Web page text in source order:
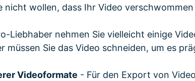
nicht wollen, dass Ihr Video
Liebhaber nehmen Sie vielleicht einige
müssen Sie das Video schneiden, um es
Videoformate - Für den Export von